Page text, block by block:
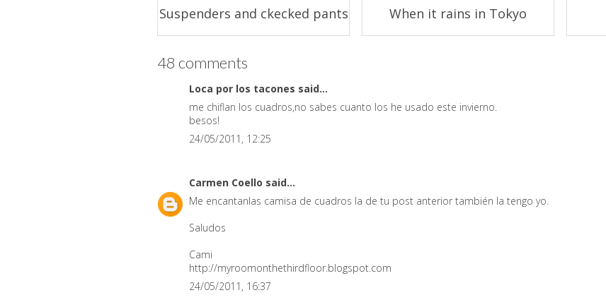
Suspenders and ckecked pants When it rains in Tokyo
48 comments
Loca por los tacones said...
me chiflan los cuadros,no sabes cuanto los he usado este invierno.
besos!
24/05/2011, 12:25
Carmen Coello said...
Me encantanlas camisa de cuadros la de tu post anterior también la tengo yo.
Saludos
Cami
http://myroomonthethirdfloor.blogspot.com
24/05/2011, 16:37